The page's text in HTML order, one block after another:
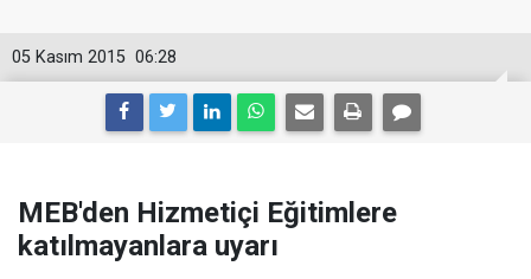
06:28
05 Kasım 2015
MEB'den Hizmetiçi Eğitimlere
katılmayanlara uyarı